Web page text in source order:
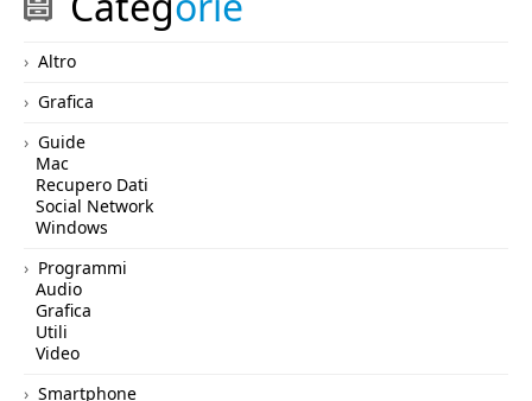
Altro
Grafica
Guide
Mac
Recupero Dati
Social Network
Windows
Programmi
Audio
Grafica
Utili
Video
Smartphone